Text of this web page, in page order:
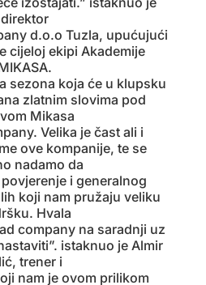
direktor
d.o.o Tuzla, upućujući
cijeloj ekipi Akademije
sezona koja će u klupsku
zlatnim slovima pod
Mikasa
Velika je čast ali i
ove kompanije, te se
nadamo da
i generalnog
koji nam pružaju veliku
Hvala
company na saradnji uz
istaknuo je Almir
trener i
nam je ovom prilikom